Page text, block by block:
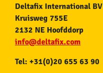
Deltafix International BV
Kruisweg 755E
2132 NE Hoofddorp
info@deltafix.com
Tel: +31(0)20 655 63 90